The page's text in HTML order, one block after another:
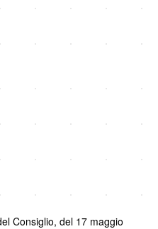
Consiglio, del 17 maggio